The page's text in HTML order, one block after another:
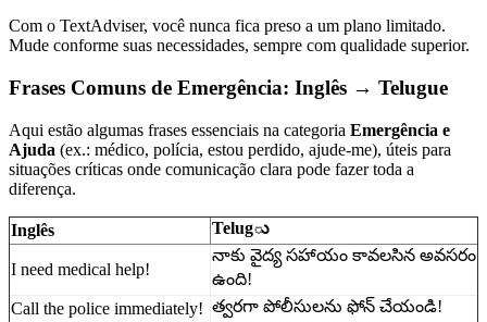
Com o TextAdviser, você nunca fica preso a um plano limitado.
Mude conforme suas necessidades, sempre com qualidade superior.
Frases Comuns de Emergência: Inglês → Telugue
Aqui estão algumas frases essenciais na categoria Emergência e
Ajuda (ex.: médico, polícia, estou perdido, ajude-me), úteis para
situações críticas onde comunicação clara pode fazer toda a
diferença.
Inglês Telugు
I need medical help!
నాకు వైద్య సహాయం కావలసిన అవసరం
ఉంది!
Call the police immediately! త్వరగా పోలీసులను ఫోన్ చేయండి!